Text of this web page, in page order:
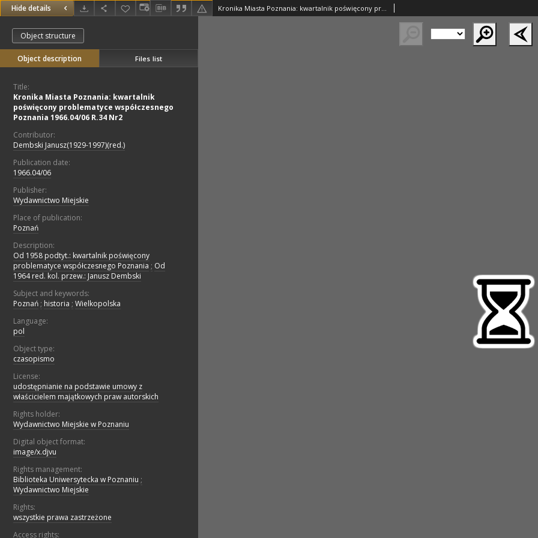
Hide details Kronika Miasta Poznania: kwartalnik poświęcony problematyce współczesnego Poznania 1966.04/06 R.34 Nr2
Object structure
Object description Files list
Title:
Kronika Miasta Poznania: kwartalnik
poświęcony problematyce współczesnego
Poznania 1966.04/06 R.34 Nr2
Contributor:
Dembski Janusz(1929-1997)(red.)
Publication date:
1966.04/06
Publisher:
Wydawnictwo Miejskie
Place of publication:
Poznań
Description:
Od 1958 podtyt.: kwartalnik poświęcony
problematyce współczesnego Poznania ; Od
1964 red. kol. przew.: Janusz Dembski
Subject and keywords:
Poznań ; historia ; Wielkopolska
Language:
pol
Object type:
czasopismo
License:
udostępnianie na podstawie umowy z
właścicielem majątkowych praw autorskich
Rights holder:
Wydawnictwo Miejskie w Poznaniu
Digital object format:
image/x.djvu
Rights management:
Biblioteka Uniwersytecka w Poznaniu ;
Wydawnictwo Miejskie
Rights:
wszystkie prawa zastrzeżone
Access rights: